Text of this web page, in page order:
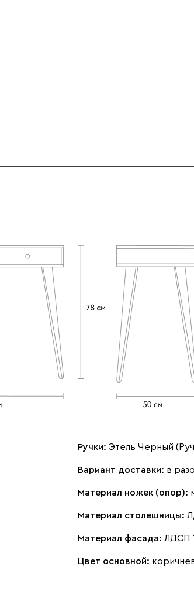
Ручки: Этель Черный
Вариант доставки: в
Материал ножек (опор):
Материал столешницы:
Материал фасада: ЛДСП
Цвет основной: